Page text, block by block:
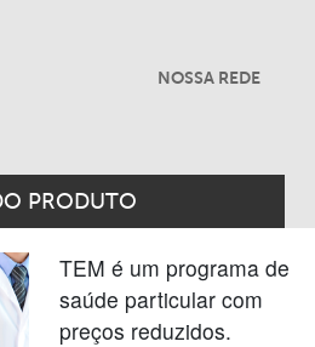
NOSSA REDE
PRODUTO
TEM é um programa de
saúde particular com
preços reduzidos.